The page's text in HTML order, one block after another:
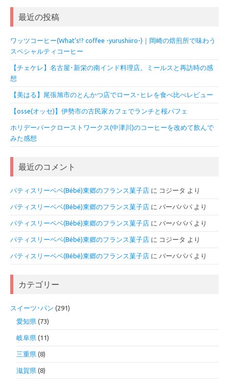
最近の投稿
ワッツコーヒー(What’s!? coffee -yurushiiro-)｜岡崎の焙煎所で味わう
スペシャルティコーヒー
【チェケレ】名古屋･新栄の南インド料理店。ミールスと再訪時の感
想
【美はる】尾張旭市のとんかつ店でロース･ヒレを食べ比べレビュー
【osse(オッセ)】伊勢市の古民家カフェでランチと桜パフェ
ホリデーパークローストワークス(中津川)のコーヒーを改めて飲んで
みた感想
最近のコメント
パティスリーベベ(Bébé)東郷のフランス菓子店 に コジータ より
パティスリーベベ(Bébé)東郷のフランス菓子店 に バーバパパ より
パティスリーベベ(Bébé)東郷のフランス菓子店 に バーバパパ より
パティスリーベベ(Bébé)東郷のフランス菓子店 に コジータ より
パティスリーベベ(Bébé)東郷のフランス菓子店 に バーバパパ より
カテゴリー
スイーツ･パン (291)
愛知県 (73)
岐阜県 (11)
三重県 (8)
滋賀県 (8)